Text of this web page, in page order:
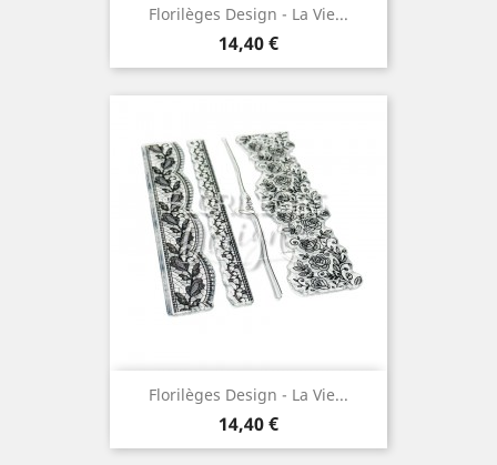
Florilèges Design - La Vie...
Prix
14,40 €
Florilèges Design - La Vie...
Prix
14,40 €